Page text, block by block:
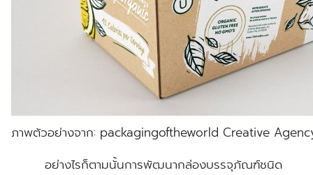
ภาพตัวอย่างจาก: packagingoftheworld Creative
อย่างไรก็ตามนั้นการพัฒนากล่องบรรจุภัณฑ์ชนิด